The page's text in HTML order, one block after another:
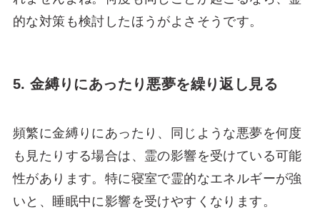
的な対策も検討したほうがよさそうです。
5. 金縛りにあったり悪夢を繰り返し見る
頻繁に金縛りにあったり、同じような悪夢を何度
も見たりする場合は、霊の影響を受けている可能
性があります。特に寝室で霊的なエネルギーが強
いと、睡眠中に影響を受けやすくなります。